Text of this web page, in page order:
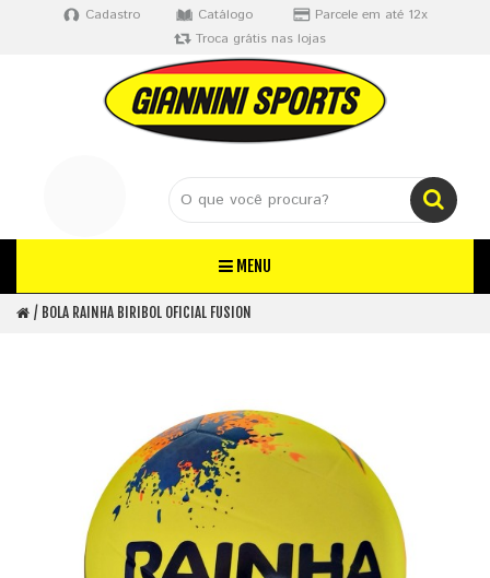
Cadastro Catálogo
Parcele em até 12x
Troca grátis nas lojas
MENU
BOLA RAINHA BIRIBOL OFICIAL FUSION